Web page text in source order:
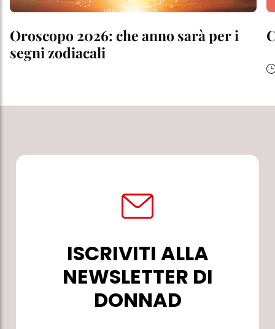
Oroscopo 2026: che anno sarà per i
segni zodiacali
ISCRIVITI ALLA
NEWSLETTER DI
DONNAD